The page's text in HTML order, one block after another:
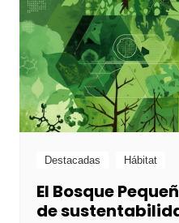
Destacadas Hábitat
El Bosque
de